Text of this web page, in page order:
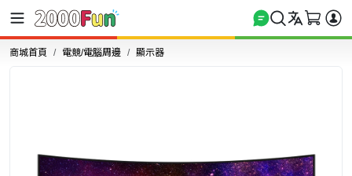
商城首頁 電競/電腦周邊 顯示器